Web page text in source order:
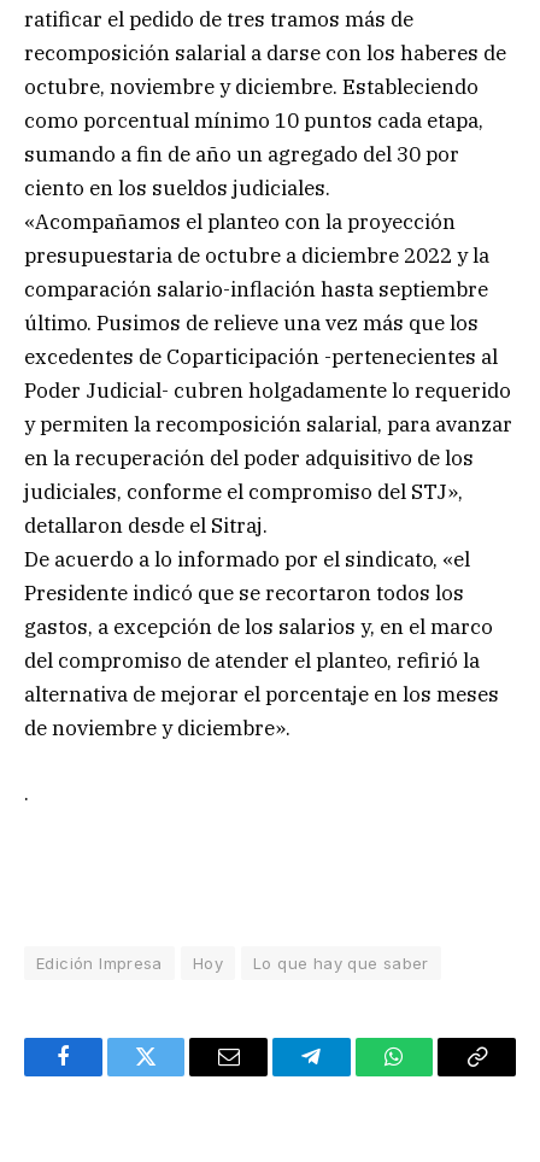
ratificar el pedido de tres tramos más de
recomposición salarial a darse con los haberes de
octubre, noviembre y diciembre. Estableciendo
como porcentual mínimo 10 puntos cada etapa,
sumando a fin de año un agregado del 30 por
ciento en los sueldos judiciales.
«Acompañamos el planteo con la proyección
presupuestaria de octubre a diciembre 2022 y la
comparación salario-inflación hasta septiembre
último. Pusimos de relieve una vez más que los
excedentes de Coparticipación -pertenecientes al
Poder Judicial- cubren holgadamente lo requerido
y permiten la recomposición salarial, para avanzar
en la recuperación del poder adquisitivo de los
judiciales, conforme el compromiso del STJ»,
detallaron desde el Sitraj.
De acuerdo a lo informado por el sindicato, «el
Presidente indicó que se recortaron todos los
gastos, a excepción de los salarios y, en el marco
del compromiso de atender el planteo, refirió la
alternativa de mejorar el porcentaje en los meses
de noviembre y diciembre».
.
Edición Impresa Hoy Lo que hay que saber
FacebookTwitter Email TelegramWhatsAppCopy